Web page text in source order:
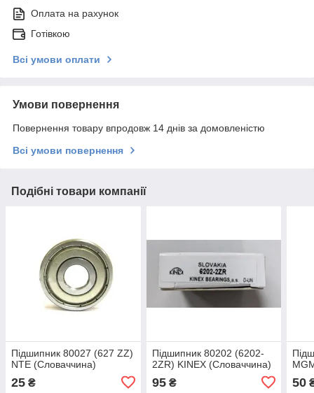
Оплата на рахунок
Готівкою
Всі умови оплати
Умови повернення
Повернення товару впродовж 14 днів за домовленістю
Всі умови повернення
Подібні товари компанії
Підшипник 80027 (627 ZZ)
NTE (Словаччина)
25 ₴
Підшипник 80202 (6202-
2ZR) KINEX (Словаччина)
95₴ 50